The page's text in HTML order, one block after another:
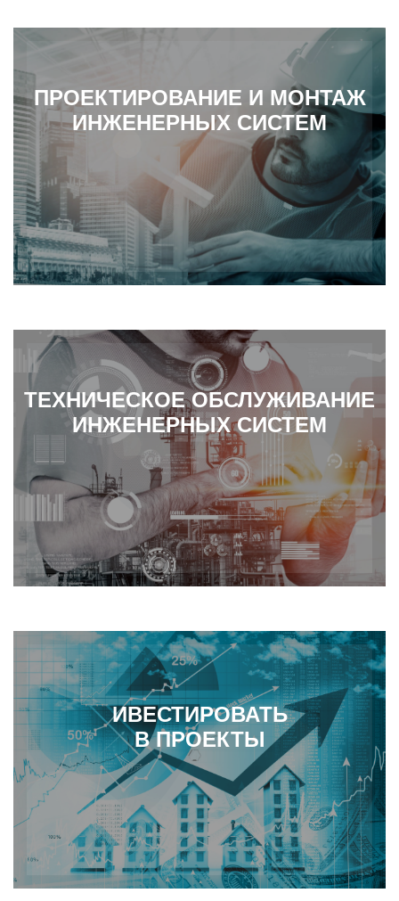
ПРОЕКТИРОВАНИЕ И МОНТАЖ
ИНЖЕНЕРНЫХ СИСТЕМ
ТЕХНИЧЕСКОЕ ОБСЛУЖИВАНИЕ
ИНЖЕНЕРНЫХ СИСТЕМ
ИВЕСТИРОВАТЬ
В ПРОЕКТЫ